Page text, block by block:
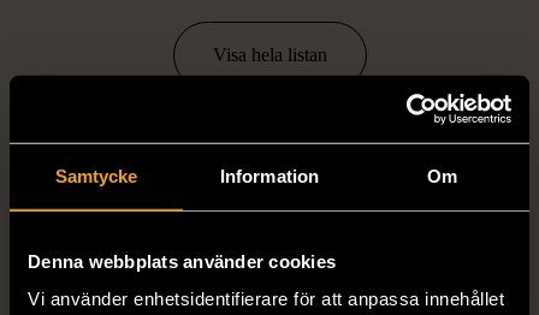
Samtycke Information Om
Denna webbplats använder cookies
Vi använder enhetsidentifierare för att anpassa innehållet
Visa hela listan
Butikschef